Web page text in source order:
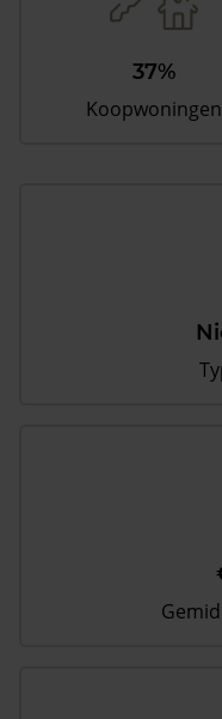
37%
Koopwoningen